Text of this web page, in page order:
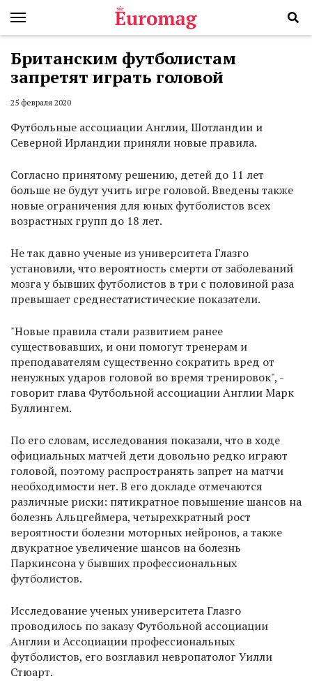
Британским футболистам
запретят играть головой
25 февраля 2020
Футбольные ассоциации Англии, Шотландии и
Северной Ирландии приняли новые правила.
Согласно принятому решению, детей до 11 лет
больше не будут учить игре головой. Введены также
новые ограничения для юных футболистов всех
возрастных групп до 18 лет.
Не так давно ученые из университета Глазго
установили, что вероятность смерти от заболеваний
мозга у бывших футболистов в три с половиной раза
превышает среднестатистические показатели.
"Новые правила стали развитием ранее
существовавших, и они помогут тренерам и
преподавателям существенно сократить вред от
ненужных ударов головой во время тренировок", -
говорит глава Футбольной ассоциации Англии Марк
Буллингем.
По его словам, исследования показали, что в ходе
официальных матчей дети довольно редко играют
головой, поэтому распространять запрет на матчи
необходимости нет. В его докладе отмечаются
различные риски: пятикратное повышение шансов на
болезнь Альцгеймера, четырехкратный рост
вероятности болезни моторных нейронов, а также
двукратное увеличение шансов на болезнь
Паркинсона у бывших профессиональных
футболистов.
Исследование ученых университета Глазго
проводилось по заказу Футбольной ассоциации
Англии и Ассоциации профессиональных
футболистов, его возглавил невропатолог Уилли
Стюарт.